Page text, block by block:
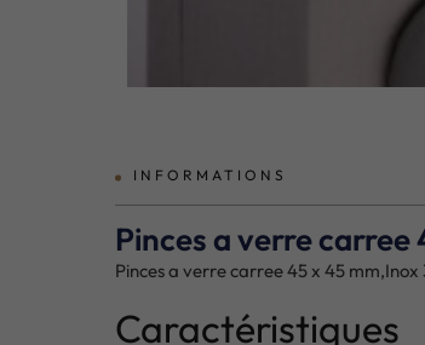
INFORMATIONS
Pinces a verre
Pinces a verre carree 45 x 45
Caractéristiques